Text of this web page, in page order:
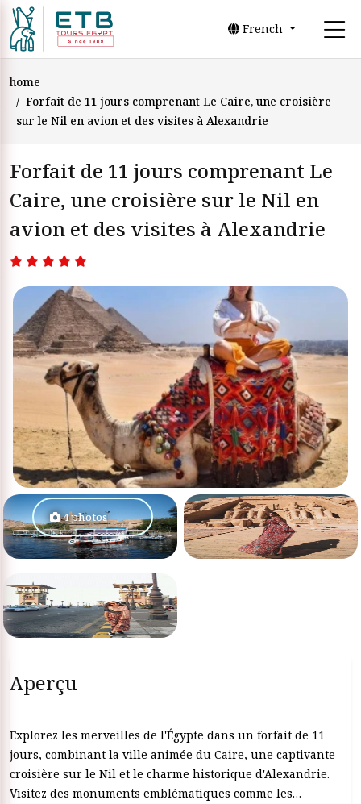
French
home
Forfait de 11 jours comprenant Le Caire, une croisière
sur le Nil en avion et des visites à Alexandrie
Forfait de 11 jours comprenant Le
Caire, une croisière sur le Nil en
avion et des visites à Alexandrie
4 photos
Aperçu
Explorez les merveilles de l'Égypte dans un forfait de 11
jours, combinant la ville animée du Caire, une captivante
croisière sur le Nil et le charme historique d'Alexandrie.
Visitez des monuments emblématiques comme les